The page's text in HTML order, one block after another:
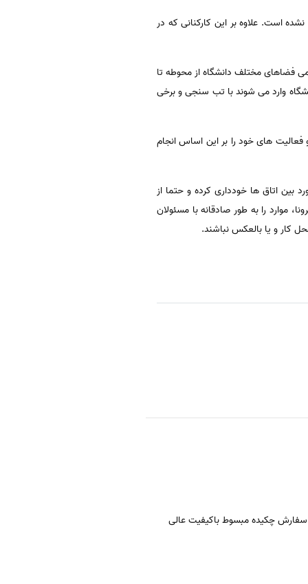
است. علاوه بر این کارکنانی که در
فضاهای مختلف دانشگاه از محوطه تا
وارد می شوند با تب سنجی و برخی
های خود را بر این اساس انجام
بین اتاق ها خودداری کرده و حتما از
را به طور صادقانه با مسئولان
کار و یا بالعکس نباشند.
چکیده مبسوط باکیفیت عالی